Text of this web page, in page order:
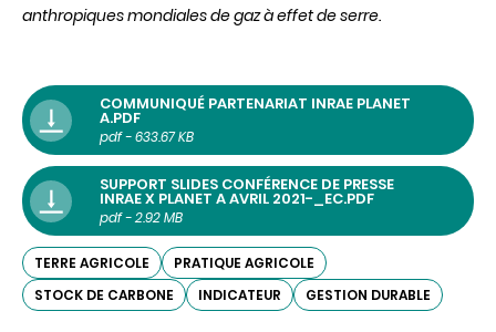
anthropiques mondiales de gaz à effet de serre.
COMMUNIQUÉ PARTENARIAT INRAE PLANET
A.PDF
pdf - 633.67 KB
SUPPORT SLIDES CONFÉRENCE DE PRESSE
INRAE X PLANET A AVRIL 2021-_EC.PDF
pdf - 2.92 MB
TERRE AGRICOLE
PRATIQUE AGRICOLE
STOCK DE CARBONE
INDICATEUR GESTION DURABLE